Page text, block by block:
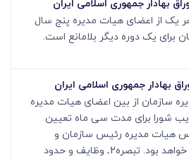
هر یک از اعضای هیات مدیره پنج سال
برای یک دوره دیگر بلامانع است.
سازمان از بین اعضای هیات مدیره
شورا برای مدت سی ماه تعیین
تبصره1ـ رئیس هیات مدیره رئیس سازمان و
بالاترین مقام اجرایی آن خواهد بود. تبصره2ـ وظایف و حدود